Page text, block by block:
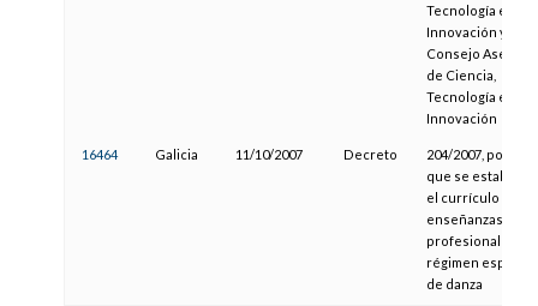
Tecnología e
Innovación y el
Consejo Asesor
de Ciencia,
Tecnología e
Innovación
16464 Galicia 11/10/2007 Decreto
204/2007, por el
que se establece
el currículo de las
enseñanzas
profesionales de
régimen especial
de danza